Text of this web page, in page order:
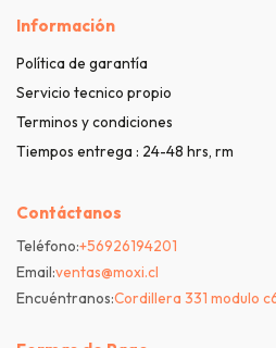
Información
Política de garantía
Servicio tecnico propio
Terminos y condiciones
Tiempos entrega : 24-48 hrs, rm
Contáctanos
Teléfono:+56926194201
Email:ventas@moxi.cl
Encuéntranos:Cordillera 331 modulo